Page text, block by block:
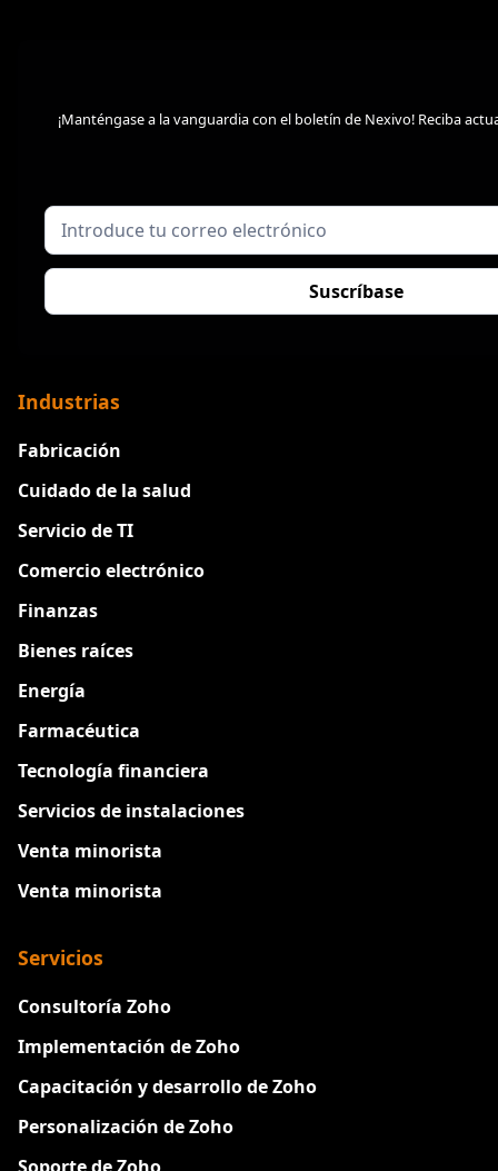
¡Manténgase a la vanguardia con el boletín de Nexivo! Reciba
Industrias
Fabricación
Cuidado de la salud
Servicio de TI
Comercio electrónico
Finanzas
Bienes raíces
Energía
Farmacéutica
Tecnología financiera
Servicios de instalaciones
Venta minorista
Venta minorista
Servicios
Consultoría Zoho
Implementación de Zoho
Capacitación y desarrollo de Zoho
Personalización de Zoho